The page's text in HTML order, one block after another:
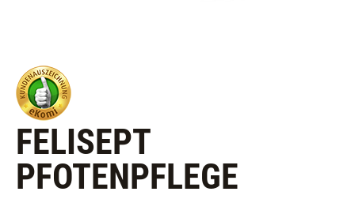
FELISEPT
PFOTENPFLEGE